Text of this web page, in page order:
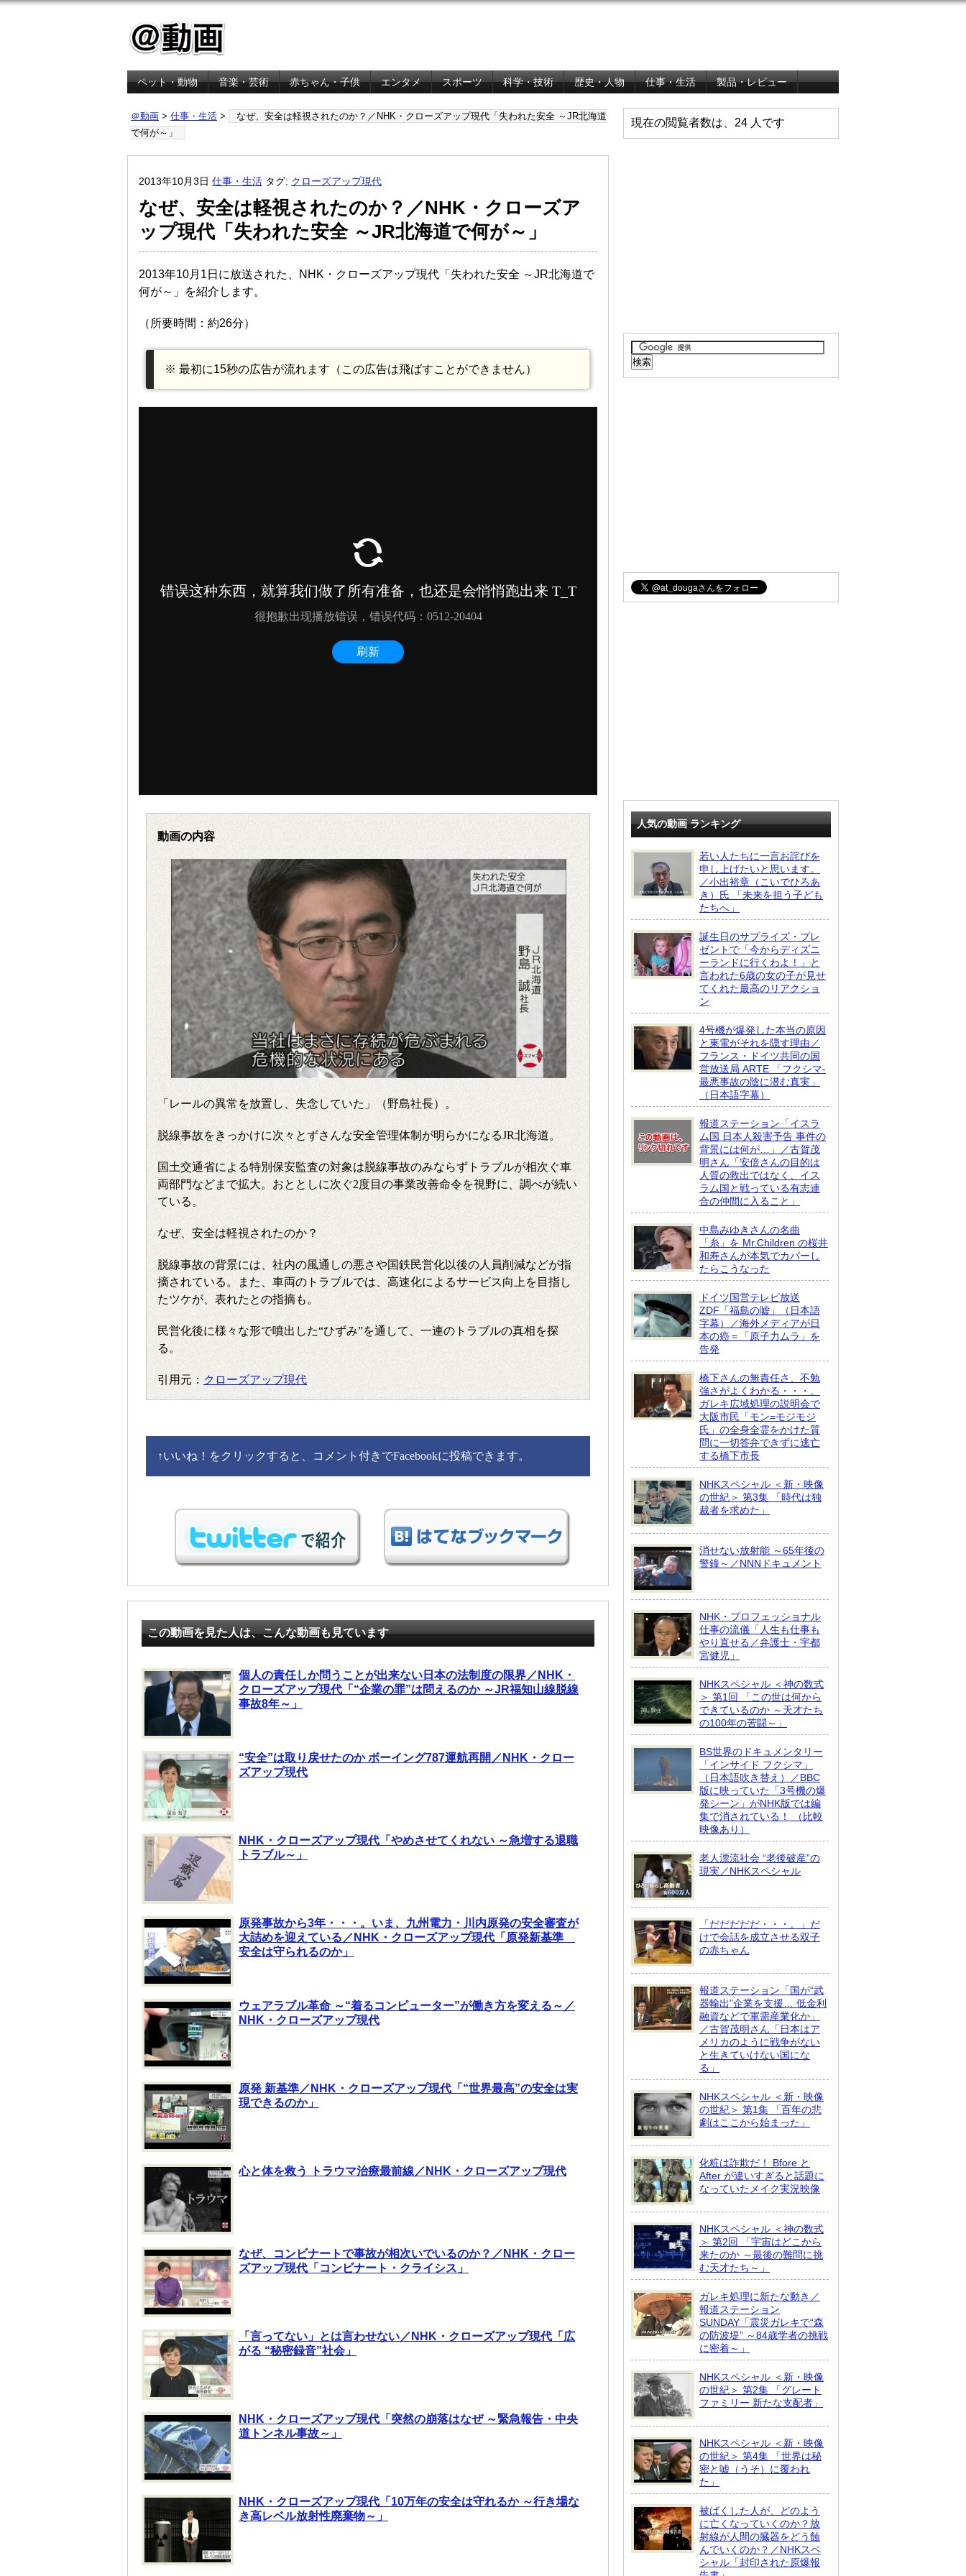
ペット・動物 音楽・芸術 赤ちゃん・子供 エンタメ スポーツ 科学・技術 歴史・人物 仕事・生活
製品・レビュー
＠動画 > 仕事・生活 >
なぜ、安全は軽視されたのか？／NHK・クローズアップ現代「失われた安全 ～JR北海道
で何が～」
2013年10月3日 仕事・生活 タグ: クローズアップ現代
なぜ、安全は軽視されたのか？／NHK・クローズア
ップ現代「失われた安全 ～JR北海道で何が～」
2013年10月1日に放送された、NHK・クローズアップ現代「失われた安全 ～JR北海道で
何が～」を紹介します。
（所要時間：約26分）
※ 最初に15秒の広告が流れます（この広告は飛ばすことができません）
動画の内容
「レールの異常を放置し、失念していた」（野島社長）。
脱線事故をきっかけに次々とずさんな安全管理体制が明らかになるJR北海道。
国土交通省による特別保安監査の対象は脱線事故のみならずトラブルが相次ぐ車
両部門などまで拡大。おととしに次ぐ2度目の事業改善命令を視野に、調べが続い
ている。
なぜ、安全は軽視されたのか？
脱線事故の背景には、社内の風通しの悪さや国鉄民営化以後の人員削減などが指
摘されている。また、車両のトラブルでは、高速化によるサービス向上を目指し
たツケが、表れたとの指摘も。
民営化後に様々な形で噴出した“ひずみ”を通して、一連のトラブルの真相を探
る。
引用元： クローズアップ現代
↑いいね！をクリックすると、コメント付きでFacebookに投稿できます。
この動画を見た人は、こんな動画も見ています
個人の責任しか問うことが出来ない日本の法制度の限界／NHK・
クローズアップ現代「“企業の罪”は問えるのか ～JR福知山線脱線
事故8年～」
“安全”は取り戻せたのか ボーイング787運航再開／NHK・クロー
ズアップ現代
NHK・クローズアップ現代「やめさせてくれない ～急増する退職
トラブル～」
原発事故から3年・・・。いま、九州電力・川内原発の安全審査が
大詰めを迎えている／NHK・クローズアップ現代「原発新基準
安全は守られるのか」
ウェアラブル革命 ～“着るコンピューター”が働き方を変える～／
NHK・クローズアップ現代
原発 新基準／NHK・クローズアップ現代「“世界最高”の安全は実
現できるのか」
心と体を救う トラウマ治療最前線／NHK・クローズアップ現代
なぜ、コンビナートで事故が相次いでいるのか？／NHK・クロー
ズアップ現代「コンビナート・クライシス」
「言ってない」とは言わせない／NHK・クローズアップ現代「広
がる “秘密録音”社会」
NHK・クローズアップ現代「突然の崩落はなぜ ～緊急報告・中央
道トンネル事故～」
NHK・クローズアップ現代「10万年の安全は守れるか ～行き場な
き高レベル放射性廃棄物～」
現在の閲覧者数は、24 人です
人気の動画 ランキング
若い人たちに一言お詫びを
申し上げたいと思います。
／小出裕章（こいでひろあ
き）氏 「未来を担う子ども
たちへ」
誕生日のサプライズ・プレ
ゼントで「今からディズニ
ーランドに行くわよ！」と
言われた6歳の女の子が見せ
てくれた最高のリアクショ
ン
4号機が爆発した本当の原因
と東電がそれを隠す理由／
フランス・ドイツ共同の国
営放送局 ARTE 「フクシマ-
最悪事故の陰に潜む真実」
（日本語字幕）
報道ステーション「イスラ
ム国 日本人殺害予告 事件の
背景には何が…」／古賀茂
明さん「安倍さんの目的は
人質の救出ではなく、イス
ラム国と戦っている有志連
合の仲間に入ること」
中島みゆきさんの名曲
「糸」を Mr.Children の桜井
和寿さんが本気でカバーし
たらこうなった
ドイツ国営テレビ放送
ZDF「福島の嘘」（日本語
字幕）／海外メディアが日
本の癌＝「原子力ムラ」を
告発
橋下さんの無責任さ、不勉
強さがよくわかる・・・。
ガレキ広域処理の説明会で
大阪市民「モン=モジモジ
氏」の全身全霊をかけた質
問に一切答弁できずに逃亡
する橋下市長
NHKスペシャル ＜新・映像
の世紀＞ 第3集 「時代は独
裁者を求めた」
消せない放射能 ～65年後の
警鐘～／NNNドキュメント
NHK・プロフェッショナル
仕事の流儀「人生も仕事も
やり直せる／弁護士・宇都
宮健児」
NHKスペシャル ＜神の数式
＞ 第1回 「この世は何から
できているのか ～天才たち
の100年の苦闘～」
BS世界のドキュメンタリー
「インサイド フクシマ」
（日本語吹き替え）／BBC
版に映っていた「3号機の爆
発シーン」がNHK版では編
集で消されている！ （比較
映像あり）
老人漂流社会 “老後破産”の
現実／NHKスペシャル
「だだだだだ・・・。」だ
けで会話を成立させる双子
の赤ちゃん
報道ステーション「国が“武
器輸出”企業を支援… 低金利
融資などで軍需産業化か」
／古賀茂明さん「日本はア
メリカのように戦争がない
と生きていけない国にな
る」
NHKスペシャル ＜新・映像
の世紀＞ 第1集 「百年の悲
劇はここから始まった」
化粧は詐欺だ！ Bfore と
After が違いすぎると話題に
なっていたメイク実況映像
NHKスペシャル ＜神の数式
＞ 第2回 「宇宙はどこから
来たのか ～最後の難問に挑
む天才たち～」
ガレキ処理に新たな動き／
報道ステーション
SUNDAY「震災ガレキで“森
の防波堤” ～84歳学者の挑戦
に密着～」
NHKスペシャル ＜新・映像
の世紀＞ 第2集 「グレート
ファミリー 新たな支配者」
NHKスペシャル ＜新・映像
の世紀＞ 第4集 「世界は秘
密と嘘（うそ）に覆われ
た」
被ばくした人が、どのよう
に亡くなっていくのか？放
射線が人間の臓器をどう蝕
んでいくのか？／NHKスペ
シャル「封印された原爆報